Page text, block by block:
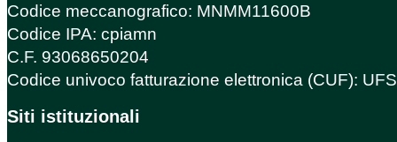
Codice meccanografico: MNMM11600B
Codice IPA: cpiamn
C.F. 93068650204
Codice univoco fatturazione elettronica (CUF):
Siti istituzionali